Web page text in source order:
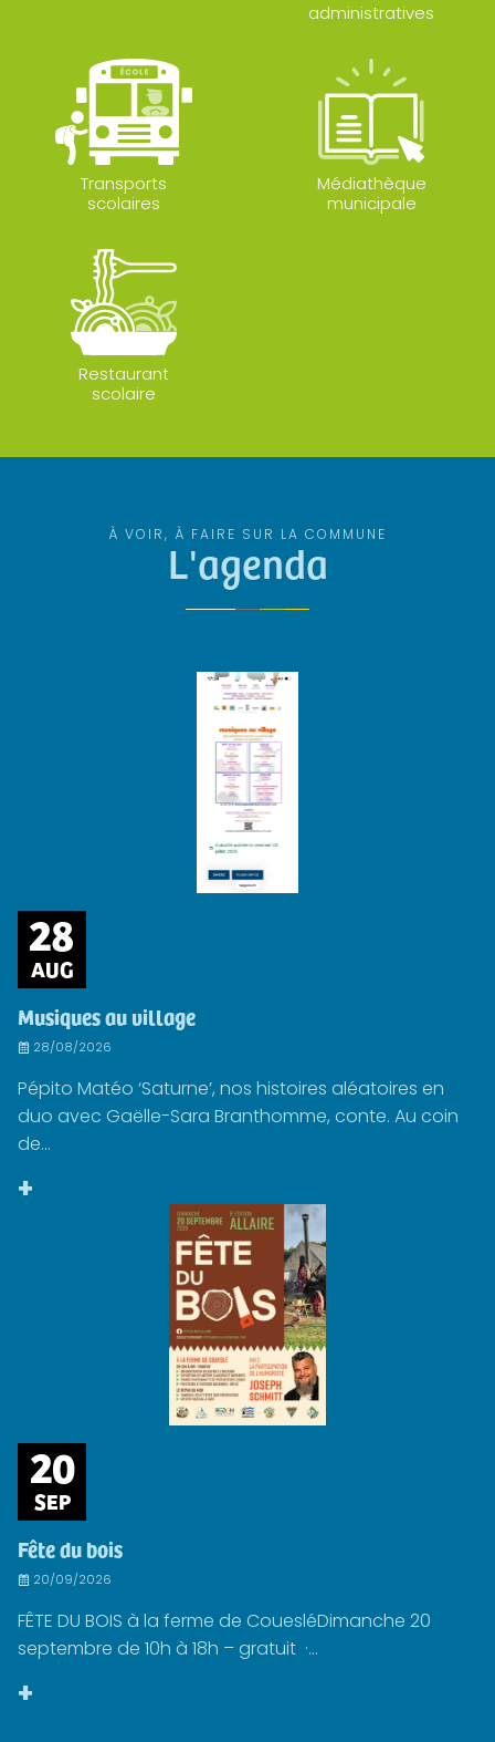
administratives
Transports
scolaires
Médiathèque
municipale
Restaurant
scolaire
À VOIR, À FAIRE SUR LA COMMUNE
L'agenda
28
AUG
Musiques au village
28/08/2026
Pépito Matéo ‘Saturne’, nos histoires aléatoires en
duo avec Gaëlle-Sara Branthomme, conte. Au coin
de...
+
20
SEP
Fête du bois
20/09/2026
FÊTE DU BOIS à la ferme de CouesléDimanche 20
septembre de 10h à 18h – gratuit ·...
+